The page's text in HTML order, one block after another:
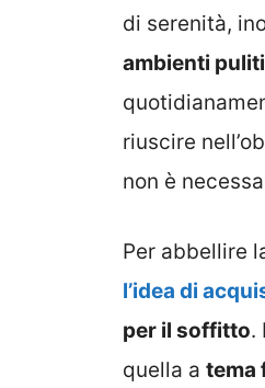
di serenità,
ambienti puliti
riuscire
non è
Per abbellire
l’idea di
per il soffitto.
quella a tema